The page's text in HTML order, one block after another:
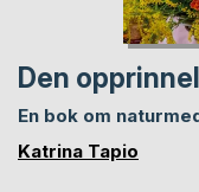
Den
En bok om
Katrina Tapio